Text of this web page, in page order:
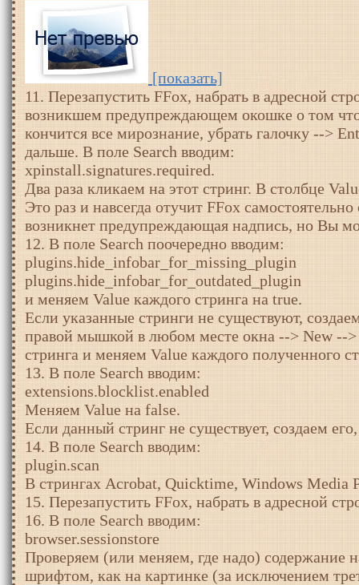
[показать]
11. Перезапустить FFox, набрать в адресной
возникшем предупреждающем окошке о том
кончится все мирознание, убрать галочку -->
дальше. В поле Search вводим:
xpinstall.signatures.required.
Два раза кликаем на этот стринг. В столбце
Это раз и навсегда отучит FFox
возникнет предупреждающая надпись, но Вы
12. В поле Search поочередно вводим:
plugins.hide_infobar_for_missing_plugin
plugins.hide_infobar_for_outdated_plugin
и меняем Value каждого стринга на true.
Если указанные стринги не существуют,
правой мышкой в любом месте окна --> New --
стринга и меняем Value каждого полученного
13. В поле Search вводим:
extensions.blocklist.enabled
Меняем Value на false.
Если данный стринг не существует, создаем
14. В поле Search вводим:
plugin.scan
В стрингах Acrobat, Quicktime, Windows Media
15. Перезапустить FFox, набрать в адресной
16. В поле Search вводим:
browser.sessionstore
Проверяем (или меняем, где надо) содержание
шрифтом, как на картинке (за исключением